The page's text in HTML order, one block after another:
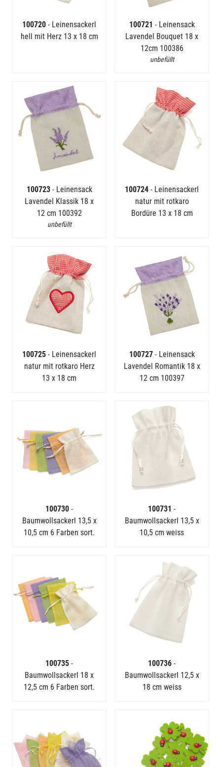
100720 - Leinensackerl
hell mit Herz 13 x 18 cm
100721 - Leinensack
Lavendel Bouquet 18 x
12cm 100386
unbefüllt
100723 - Leinensack
Lavendel Klassik 18 x
12 cm 100392
unbefüllt
100724 - Leinensackerl
natur mit rotkaro
Bordüre 13 x 18 cm
100725 - Leinensackerl
natur mit rotkaro Herz
13 x 18 cm
100727 - Leinensack
Lavendel Romantik 18 x
12 cm 100397
100730 -
Baumwollsackerl 13,5 x
10,5 cm 6 Farben sort.
100731 -
Baumwollsackerl 13,5 x
10,5 cm weiss
100735 -
Baumwollsackerl 18 x
12,5 cm 6 Farben sort.
100736 -
Baumwollsackerl 12,5 x
18 cm weiss